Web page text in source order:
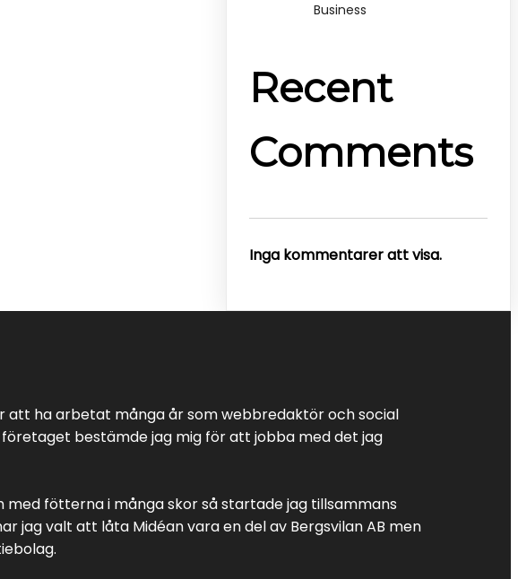
Business
Recent
Comments
Inga kommentarer att visa.
att ha arbetat många år som webbredaktör och social
bestämde jag mig för att jobba med det jag
fötterna i många skor så startade jag tillsammans
jag valt att låta Midéan vara en del av Bergsvilan AB men